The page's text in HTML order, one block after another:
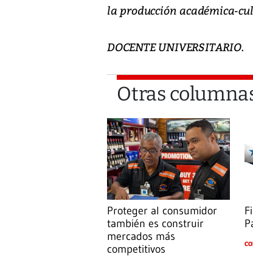
la producción académica-
DOCENTE UNIVERSITARIO.
Otras
Proteger al consumidor
también es construir
mercados más
competitivos